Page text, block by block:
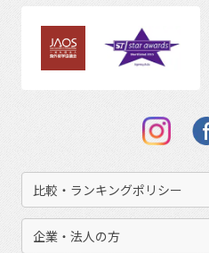
比較・ランキングポリシー
企業・法人の方